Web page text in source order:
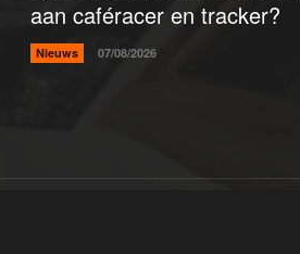
aan caféracer en tracker?
Nieuws 07/08/2026